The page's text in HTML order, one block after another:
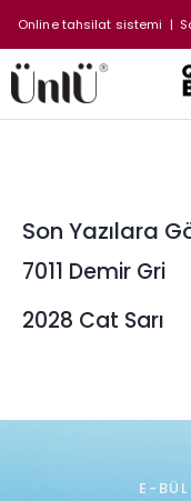
Online tahsilat sistemi |
Son Yazılara
7011 Demir Gri
2028 Cat Sarı
E-